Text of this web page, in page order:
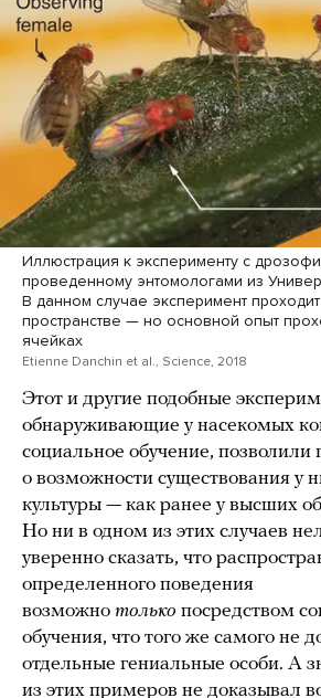
Иллюстрация к эксперименту с
проведенному энтомологами из
В данном случае эксперимент
пространстве — но основной опыт
ячейках
Etienne Danchin et al., Science, 2018
Этот и другие подобные
обнаруживающие у насекомых
социальное обучение, позволили
о возможности существования у
культуры — как ранее у высших
Но ни в одном из этих случаев
уверенно сказать, что
определенного поведения
возможно только посредством
обучения, что того же самого не
отдельные гениальные особи. А
из этих примеров не доказывал